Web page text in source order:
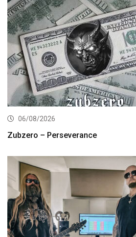
06/08/2026
Zubzero – Perseverance